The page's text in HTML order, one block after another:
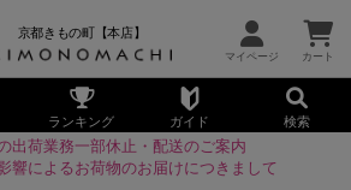
京都きもの町【本店】
ランキング ガイド 検索
出荷業務一部休止・配送のご案内
響によるお荷物のお届けにつきまして